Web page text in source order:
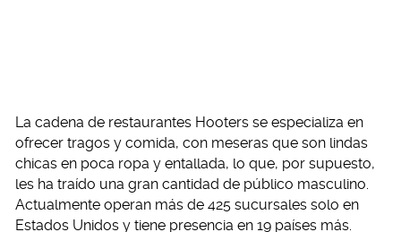
La cadena de restaurantes Hooters se especializa en
ofrecer tragos y comida, con meseras que son lindas
chicas en poca ropa y entallada, lo que, por supuesto,
les ha traído una gran cantidad de público masculino.
Actualmente operan más de 425 sucursales solo en
Estados Unidos y tiene presencia en 19 países más.